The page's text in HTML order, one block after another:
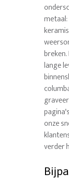
lange
onze
verder